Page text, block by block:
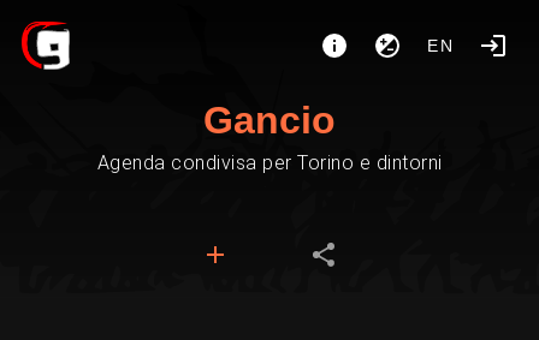
EN
Gancio
Agenda condivisa per Torino e dintorni